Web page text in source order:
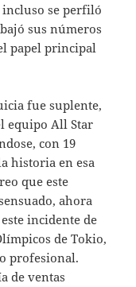
se perfiló
sus números
papel principal
fue suplente,
equipo All Star
con 19
historia en esa
que este
ahora
incidente de
de Tokio,
profesional.
de ventas